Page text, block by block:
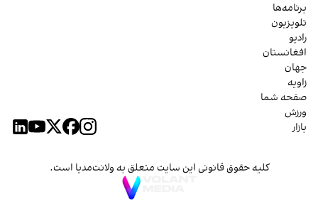
برنامه‌ها
تلویزیون
رادیو
افغانستان
جهان
زاویه
صفحه شما
ورزش
بازار
کلیه حقوق قانونی این سایت متعلق به ولانت‌مدیا است.